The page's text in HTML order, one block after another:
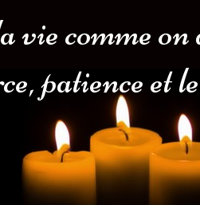
comme on
patience et